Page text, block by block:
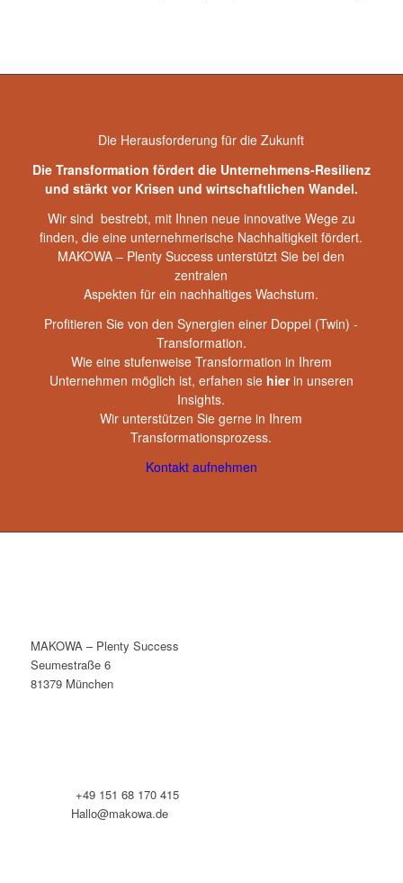
Die Herausforderung für die Zukunft
Die Transformation fördert die Unternehmens-Resilienz
und stärkt vor Krisen und wirtschaftlichen Wandel.
Wir sind bestrebt, mit Ihnen neue innovative Wege zu
finden, die eine unternehmerische Nachhaltigkeit fördert.
MAKOWA– Plenty Success unterstützt Sie bei den
zentralen
Aspekten für ein nachhaltiges Wachstum.
Profitieren Sie von den Synergien einer Doppel (Twin) -
Transformation.
Wie eine stufenweise Transformation in Ihrem
Unternehmen möglich ist, erfahen sie hierin unseren
Insights.
Wir unterstützen Sie gerne in Ihrem
Transformationsprozess.
Kontakt aufnehmen
MAKOWA – Plenty Success
Seumestraße 6
81379 München
+49 151 68 170 415
Hallo@makowa.de